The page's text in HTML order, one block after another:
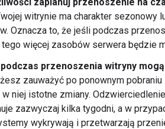
witrynie ma charakter
Oznacza to, że jeśli podczas
tego więcej zasobów serwera będzie
podczas przenoszenia witryny
zauważyć po ponownym
w niej istotne zmiany.
zazwyczaj kilka tygodni, a w
wykrywają i przetwarzają